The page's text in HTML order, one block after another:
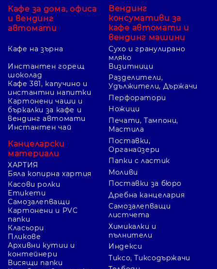
Кафе за дома, офиса
и вендинг
автомати
Кафе на зърна
Вендинг
консумативи за
кафе автомати и
вендинг машини
Сухо и гранулирано
мляко
Инстантен горещ
шоколад
Кафе 3в1, капучино и
инстантни напитки
Картонени чаши и
бъркалки за кафе и
вендинг автомати
Инстантен чай
Канцеларски
материали
ХАРТИЯ
Бяла копирна хартия
Касови ролки
Етикети
Самозалепващи
Картонени и PVC
папки
Класьори
Пликове
Архивни кутии и
контейнери
Висящи папки
Визитници
Разделители,
Удължители, Държачи
Перфоратори
Ножици
Печати, Тампони,
Мастила
Поставки,
Органайзери
Папки с ластик
Моливи
Поставки за бюро
Дребна канцелария
Самозалепващи
листчета
Химикалки и
пълнители
Индекси
Тиксо, Тиксодържачи